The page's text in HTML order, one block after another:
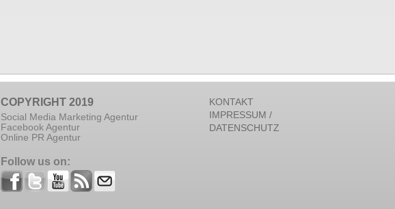
COPYRIGHT 2019
Social Media Marketing Agentur
Facebook Agentur
Online PR Agentur
Follow us on:
KONTAKT
IMPRESSUM /
DATENSCHUTZ